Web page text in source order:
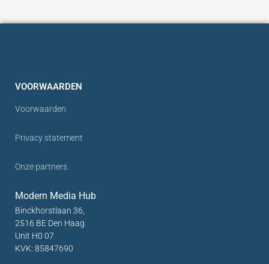
VOORWAARDEN
Voorwaarden
Privacy statement
Onze partners
Modern Media Hub
Binckhorstlaan 36,
2516 BE Den Haag
Unit H0 07
KVK: 85847690